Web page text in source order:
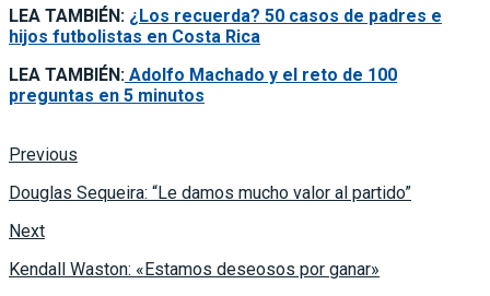
LEA TAMBIÉN: ¿Los recuerda? 50 casos de padres e
hijos futbolistas en Costa Rica
LEA TAMBIÉN: Adolfo Machado y el reto de 100
preguntas en 5 minutos
Previous
Douglas Sequeira: “Le damos mucho valor al partido”
Next
Kendall Waston: «Estamos deseosos por ganar»